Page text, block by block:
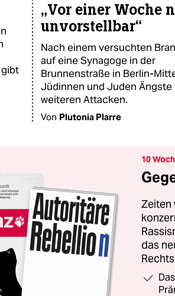
„Vor einer Woche
unvorstellbar“
Nach einem versuchten
auf eine Synagoge in der
Brunnenstraße in Berlin-
Jüdinnen und Juden Ängste
weiteren Attacken.
Von Plutonia Plarre
10
Zeiten
das